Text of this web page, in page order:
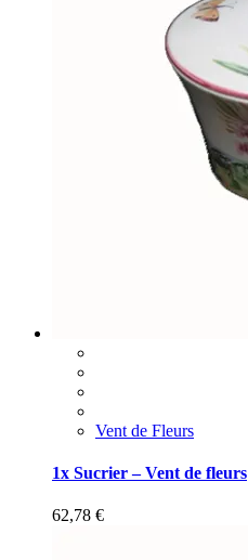
Vent de Fleurs
1x Sucrier – Vent de fleurs
62,78 €